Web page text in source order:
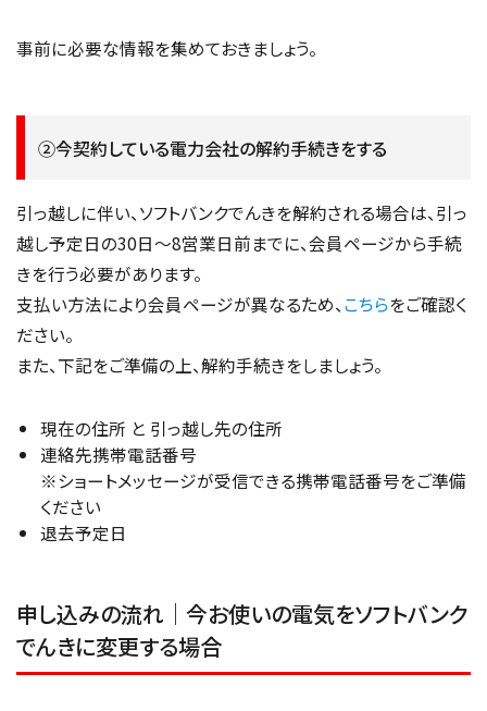
事前に必要な情報を集めておきましょう。
②今契約している電力会社の解約手続きをする
引っ越しに伴い、ソフトバンクでんきを解約される場合は、引っ
越し予定日の30日～8営業日前までに、会員ページから手続
きを行う必要があります。
支払い方法により会員ページが異なるため、こちらをご確認く
ださい。
また、下記をご準備の上、解約手続きをしましょう。
現在の住所 と 引っ越し先の住所
連絡先携帯電話番号
※ショートメッセージが受信できる携帯電話番号をご準備
ください
退去予定日
申し込みの流れ｜今お使いの電気をソフトバンク
でんきに変更する場合